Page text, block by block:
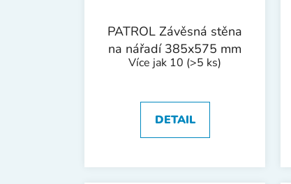
PATROL Závěsná stěna
na nářadí 385x575 mm
Více jak 10 (>5 ks)
DETAIL